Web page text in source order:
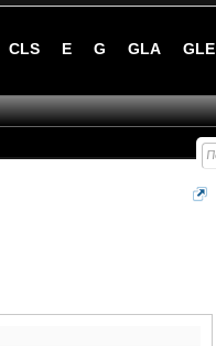
CLS E G GLA GLE